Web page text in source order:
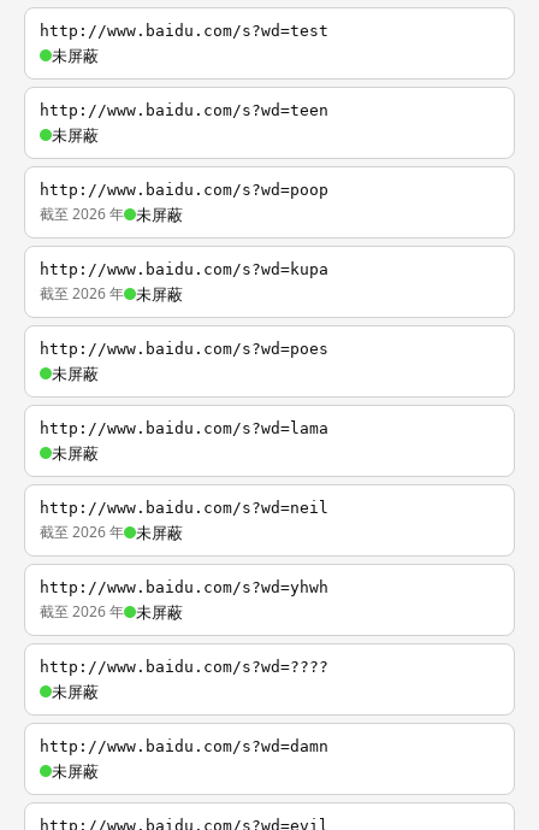
http://www.baidu.com/s?wd=test
未屏蔽
http://www.baidu.com/s?wd=teen
未屏蔽
http://www.baidu.com/s?wd=poop
截至 2026 年 未屏蔽
http://www.baidu.com/s?wd=kupa
截至 2026 年 未屏蔽
http://www.baidu.com/s?wd=poes
未屏蔽
http://www.baidu.com/s?wd=lama
未屏蔽
http://www.baidu.com/s?wd=neil
截至 2026 年 未屏蔽
http://www.baidu.com/s?wd=yhwh
截至 2026 年 未屏蔽
http://www.baidu.com/s?wd=????
未屏蔽
http://www.baidu.com/s?wd=damn
未屏蔽
http://www.baidu.com/s?wd=evil